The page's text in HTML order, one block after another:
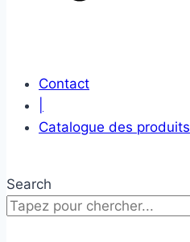
Contact
Catalogue des produits
Search